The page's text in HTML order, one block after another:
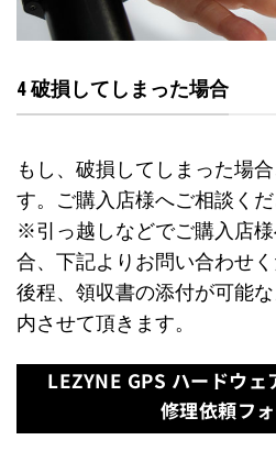
4 破損してしまった場合
もし、破損してしまった場
す。ご購入店様へご相談くだ
※引っ越しなどでご購入店
合、下記よりお問い合わせく
後程、領収書の添付が可能
内させて頂きます。
LEZYNE GPS ハードウェ
修理依頼フ